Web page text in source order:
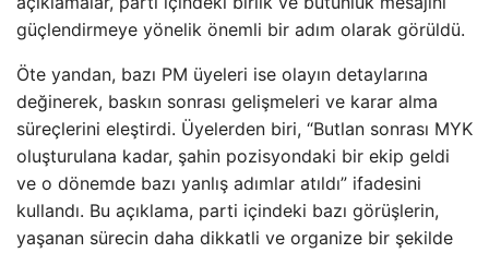
güçlendirmeye yönelik önemli bir adım olarak görüldü.
Öte yandan, bazı PM üyeleri ise olayın detaylarına
değinerek, baskın sonrası gelişmeleri ve karar alma
süreçlerini eleştirdi. Üyelerden biri, “Butlan sonrası MYK
oluşturulana kadar, şahin pozisyondaki bir ekip geldi
ve o dönemde bazı yanlış adımlar atıldı” ifadesini
kullandı. Bu açıklama, parti içindeki bazı görüşlerin,
yaşanan sürecin daha dikkatli ve organize bir şekilde